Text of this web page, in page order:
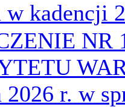
w kadencji
NR
r. w